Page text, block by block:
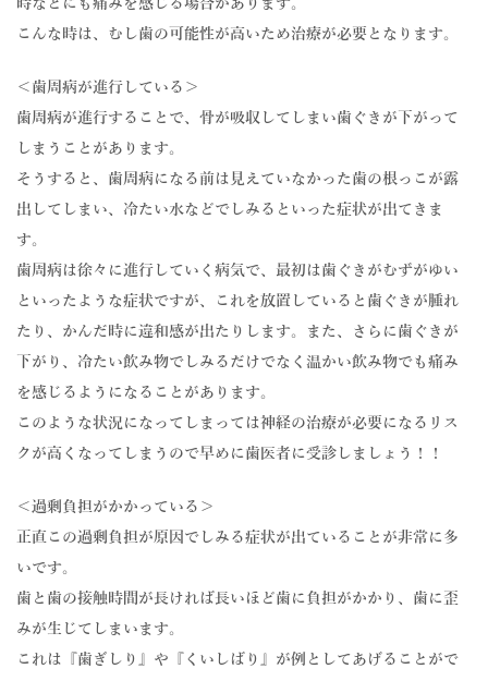
時などにも痛みを感じる場合があります。
こんな時は、むし歯の可能性が高いため治療が必要となります。
＜歯周病が進行している＞
歯周病が進行することで、骨が吸収してしまい歯ぐきが下がって
しまうことがあります。
そうすると、歯周病になる前は見えていなかった歯の根っこが露
出してしまい、冷たい水などでしみるといった症状が出てきま
す。
歯周病は徐々に進行していく病気で、最初は歯ぐきがむずがゆい
といったような症状ですが、これを放置していると歯ぐきが腫れ
たり、かんだ時に違和感が出たりします。また、さらに歯ぐきが
下がり、冷たい飲み物でしみるだけでなく温かい飲み物でも痛み
を感じるようになることがあります。
このような状況になってしまっては神経の治療が必要になるリス
クが高くなってしまうので早めに歯医者に受診しましょう！！
＜過剰負担がかかっている＞
正直この過剰負担が原因でしみる症状が出ていることが非常に多
いです。
歯と歯の接触時間が長ければ長いほど歯に負担がかかり、歯に歪
みが生じてしまいます。
これは『歯ぎしり』や『くいしばり』が例としてあげることがで